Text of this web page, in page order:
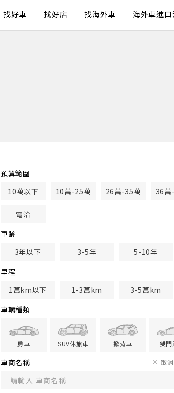
找好車 找好店 找海外車 海外車進
預算範圍
10萬以下
10萬-25萬 26萬-35萬 36
電洽
車齢
3年以下
3-5年 5-10年
里程
1萬km以下
1-3萬km 3-5萬km
車輛種類
房車 SUV休旅車 掀背車 雙
車商名稱 取